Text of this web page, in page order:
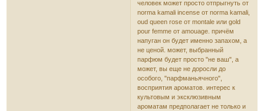
человек может просто отпрыгнуть от
norma kamali incense от norma kamali,
oud queen rose от montale или gold
pour femme от amouage. причём
напуган он будет именно запахом, а
не ценой. может, выбранный
парфюм будет просто "не ваш", а
может, вы еще не доросли до
особого, "парфманьячного",
восприятия ароматов. интерес к
культовым и эксклюзивным
ароматам предполагает не только и